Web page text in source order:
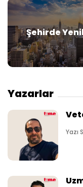
Şehirde
Yazarlar
Yazı